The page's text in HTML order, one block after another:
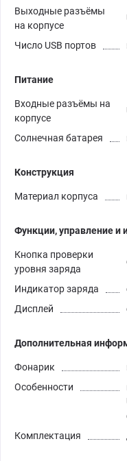
Выходные разъёмы
на корпусе
Число USB портов
Питание
Входные разъёмы на
корпусе
Солнечная батарея
Конструкция
Материал корпуса
Функции, управление и
Кнопка проверки
уровня заряда
Индикатор заряда
Дисплей
Дополнительная
Фонарик
Особенности
Комплектация